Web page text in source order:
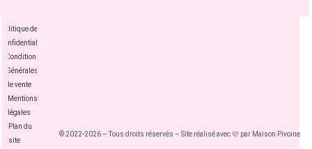
Politique de
confidentialité
Conditions
Générales
de vente
Mentions
légales
Plan du
site
© 2022-2026 – Tous droits réservés – Site réalisé avec 🩷 par Maison Pivoine